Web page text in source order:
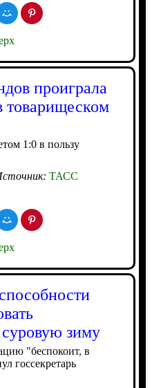
проиграла
1:0 в пользу
ТАСС
зиму
"беспокоит, в
госсекретарь